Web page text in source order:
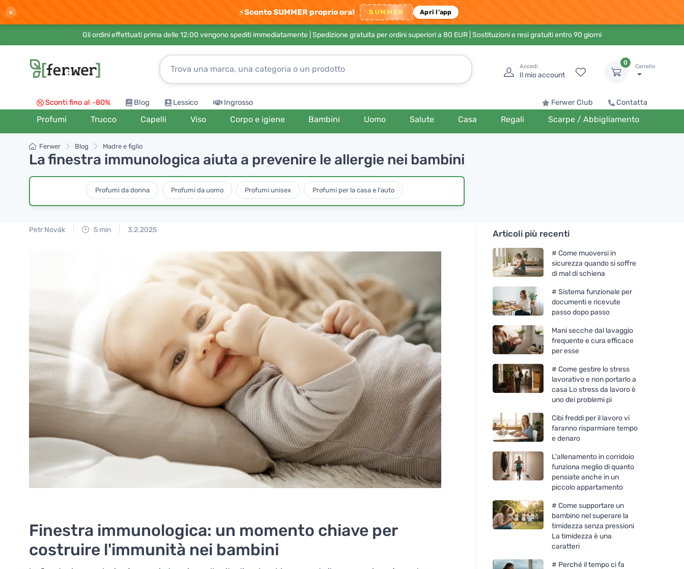
× ⚡Sconto SUMMER proprio ora! SUMMER Apri l'app
Gli ordini effettuati prima delle 12:00 vengono spediti immediatamente | Spedizione gratuita per ordini superiori a 80 EUR | Sostituzioni e resi gratuiti entro 90 giorni
Accedi
Il mio account
0
Carrello
Sconti fino al -80% Blog Lessico Ingrosso Ferwer Club Contatta
Profumi Trucco Capelli Viso Corpo e igiene Bambini Uomo Salute Casa Regali Scarpe / Abbigliamento
Ferwer Blog Madre e figlio
La finestra immunologica aiuta a prevenire le allergie nei bambini
Profumi da donna Profumi da uomo Profumi unisex Profumi per la casa e l'auto
Petr Novák 5 min 3.2.2025
Finestra immunologica: un momento chiave per
costruire l'immunità nei bambini
Articoli più recenti
# Come muoversi in
sicurezza quando si soffre
di mal di schiena
# Sistema funzionale per
documenti e ricevute
passo dopo passo
Mani secche dal lavaggio
frequente e cura efficace
per esse
# Come gestire lo stress
lavorativo e non portarlo a
casa Lo stress da lavoro è
uno dei problemi pi
Cibi freddi per il lavoro vi
faranno risparmiare tempo
e denaro
L'allenamento in corridoio
funziona meglio di quanto
pensiate anche in un
piccolo appartamento
# Come supportare un
bambino nel superare la
timidezza senza pressioni
La timidezza è una
caratteri
# Perché il tempo ci fa